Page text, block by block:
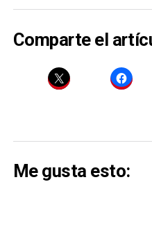
Comparte el
Me gusta esto: